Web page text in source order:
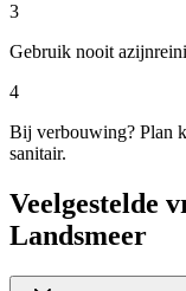
3
Gebruik nooit
4
Bij verbouwing? Plan
sanitair.
Veelgestelde
Landsmeer